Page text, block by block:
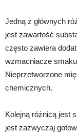
Jedną z głównych
jest zawartość
często zawiera
wzmacniacze
Nieprzetworzone
chemicznych.
Kolejną różnicą jest
jest zazwyczaj